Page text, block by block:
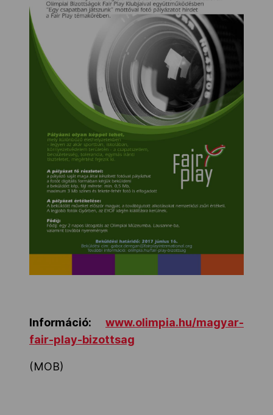
Információ: www.olimpia.hu/magyar-
fair-play-bizottsag
(MOB)